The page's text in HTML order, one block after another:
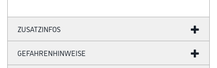
ZUSATZINFOS
GEFAHRENHINWEISE